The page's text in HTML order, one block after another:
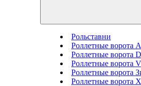
Рольставни
Роллетные ворота
Роллетные ворота
Роллетные ворота
Роллетные ворота
Роллетные ворота